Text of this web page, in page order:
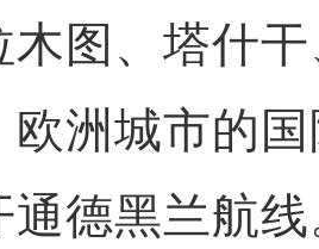
木图、塔什
欧洲城市的
通德黑兰航